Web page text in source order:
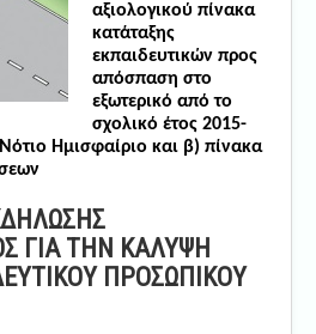
αξιολογικού πίνακα
κατάταξης
εκπαιδευτικών προς
απόσπαση στο
εξωτερικό από το
σχολικό έτος 2015-
Ημισφαίριο και β) πίνακα
ΓΙΑ ΤΗΝ ΚΑΛΥΨΗ
ΠΡΟΣΩΠΙΚΟΥ